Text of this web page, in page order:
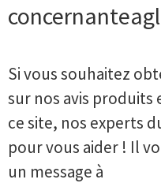
Si vous souhaitez
sur nos avis
ce site, nos experts
pour vous aider ! Il
un message à